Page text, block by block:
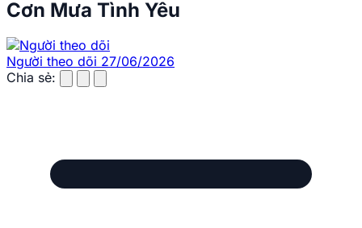
Cơn Mưa Tình Yêu
Người theo dõi 27/06/2026
Chia sẻ: